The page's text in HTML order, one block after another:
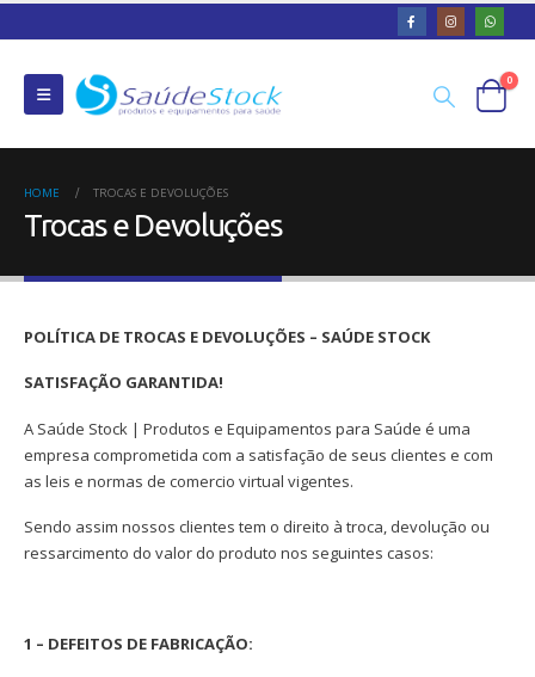
0
HOME TROCAS E DEVOLUÇÕES
Trocas e Devoluções
POLÍTICA DE TROCAS E DEVOLUÇÕES – SAÚDE STOCK
SATISFAÇÃO GARANTIDA!
A Saúde Stock | Produtos e Equipamentos para Saúde é uma
empresa comprometida com a satisfação de seus clientes e com
as leis e normas de comercio virtual vigentes.
Sendo assim nossos clientes tem o direito à troca, devolução ou
ressarcimento do valor do produto nos seguintes casos:
1 – DEFEITOS DE FABRICAÇÃO: